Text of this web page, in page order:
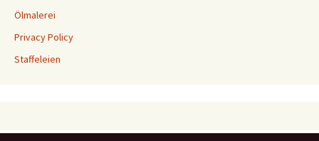
Ölmalerei
Privacy Policy
Staffeleien